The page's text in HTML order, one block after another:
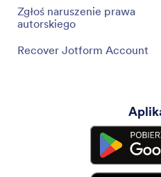
Zgłoś naruszenie prawa
autorskiego
Recover Jotform Account